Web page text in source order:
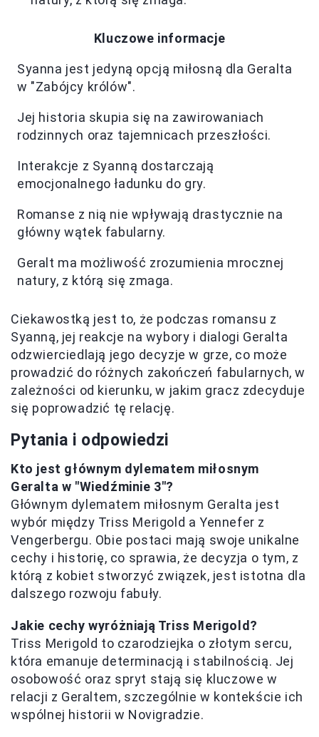
Kluczowe informacje
Syanna jest jedyną opcją miłosną dla Geralta
w "Zabójcy królów".
Jej historia skupia się na zawirowaniach
rodzinnych oraz tajemnicach przeszłości.
Interakcje z Syanną dostarczają
emocjonalnego ładunku do gry.
Romanse z nią nie wpływają drastycznie na
główny wątek fabularny.
Geralt ma możliwość zrozumienia mrocznej
natury, z którą się zmaga.
Ciekawostką jest to, że podczas romansu z
Syanną, jej reakcje na wybory i dialogi Geralta
odzwierciedlają jego decyzje w grze, co może
prowadzić do różnych zakończeń fabularnych, w
zależności od kierunku, w jakim gracz zdecyduje
się poprowadzić tę relację.
Pytania i odpowiedzi
Kto jest głównym dylematem miłosnym
Geralta w "Wiedźminie 3"?
Głównym dylematem miłosnym Geralta jest
wybór między Triss Merigold a Yennefer z
Vengerbergu. Obie postaci mają swoje unikalne
cechy i historię, co sprawia, że decyzja o tym, z
którą z kobiet stworzyć związek, jest istotna dla
dalszego rozwoju fabuły.
Jakie cechy wyróżniają Triss Merigold?
Triss Merigold to czarodziejka o złotym sercu,
która emanuje determinacją i stabilnością. Jej
osobowość oraz spryt stają się kluczowe w
relacji z Geraltem, szczególnie w kontekście ich
wspólnej historii w Novigradzie.